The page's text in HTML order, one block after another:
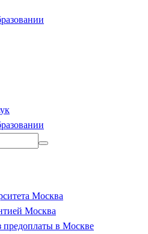
Москва
Москва
предоплаты в Москве